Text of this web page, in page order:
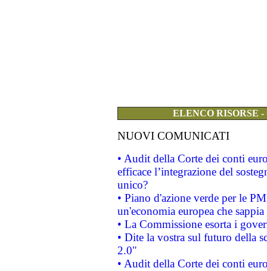
ELENCO RISORSE
NUOVI COMUNICATI
• Audit della Corte dei conti
efficace l’integrazione del
unico?
• Piano d'azione verde per le
un'economia europea che
• La Commissione esorta i
• Dite la vostra sul futuro della
2.0"
• Audit della Corte dei conti